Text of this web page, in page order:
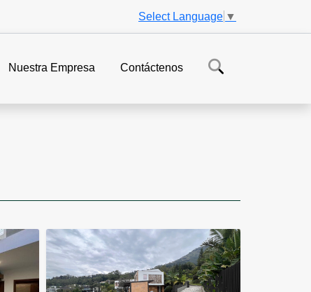
Select Language ▼
Nuestra Empresa Contáctenos